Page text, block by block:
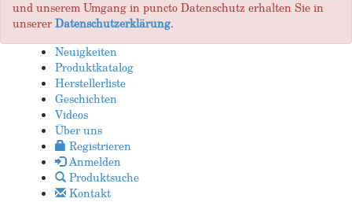
und unserem Umgang in puncto Datenschutz erhalten Sie in
unsererDatenschutzerklärung.
Neuigkeiten
Produktkatalog
Herstellerliste
Geschichten
Videos
Über uns
Registrieren
Anmelden
Produktsuche
Kontakt